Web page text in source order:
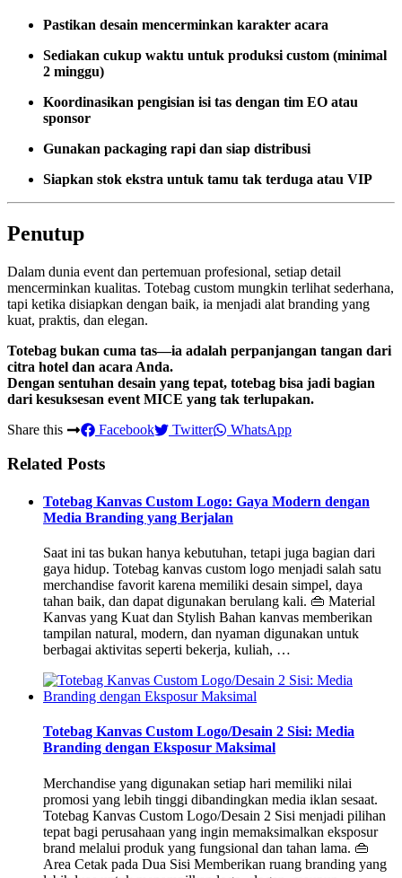
Pastikan desain mencerminkan karakter acara
Sediakan cukup waktu untuk produksi custom (minimal
2 minggu)
Koordinasikan pengisian isi tas dengan tim EO atau
sponsor
Gunakan packaging rapi dan siap distribusi
Siapkan stok ekstra untuk tamu tak terduga atau VIP
Penutup
Dalam dunia event dan pertemuan profesional, setiap detail
mencerminkan kualitas. Totebag custom mungkin terlihat sederhana,
tapi ketika disiapkan dengan baik, ia menjadi alat branding yang
kuat, praktis, dan elegan.
Totebag bukan cuma tas—ia adalah perpanjangan tangan dari
citra hotel dan acara Anda.
Dengan sentuhan desain yang tepat, totebag bisa jadi bagian
dari kesuksesan event MICE yang tak terlupakan.
Share this
Facebook Twitter WhatsApp
Related Posts
Totebag Kanvas Custom Logo: Gaya Modern dengan
Media Branding yang Berjalan
Saat ini tas bukan hanya kebutuhan, tetapi juga bagian dari
gaya hidup. Totebag kanvas custom logo menjadi salah satu
merchandise favorit karena memiliki desain simpel, daya
tahan baik, dan dapat digunakan berulang kali. 👜 Material
Kanvas yang Kuat dan Stylish Bahan kanvas memberikan
tampilan natural, modern, dan nyaman digunakan untuk
berbagai aktivitas seperti bekerja, kuliah, …
Totebag Kanvas Custom Logo/Desain 2 Sisi: Media
Branding dengan Eksposur Maksimal
Merchandise yang digunakan setiap hari memiliki nilai
promosi yang lebih tinggi dibandingkan media iklan sesaat.
Totebag Kanvas Custom Logo/Desain 2 Sisi menjadi pilihan
tepat bagi perusahaan yang ingin memaksimalkan eksposur
brand melalui produk yang fungsional dan tahan lama. 👜
Area Cetak pada Dua Sisi Memberikan ruang branding yang